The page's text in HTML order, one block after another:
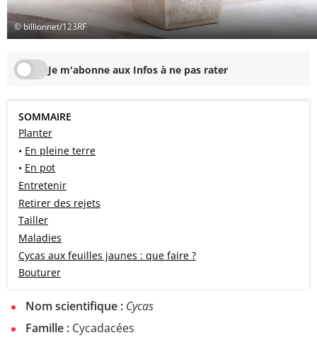
© billionnet/123RF
Je m'abonne aux Infos à ne pas rater
SOMMAIRE
Planter
• En pleine terre
• En pot
Entretenir
Retirer des rejets
Tailler
Maladies
Cycas aux feuilles jaunes : que faire ?
Bouturer
Nom scientifique : Cycas
Famille : Cycadacées